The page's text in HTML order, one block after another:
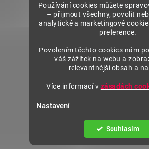
Používání cookies můžete
– přijmout všechny, povolit
analytické a marketingové
preference.
Povolením těchto cookies nám
váš zážitek na webu a
relevantnější obsah a
Více informací v zásadách
Nastavení
Souhlasím